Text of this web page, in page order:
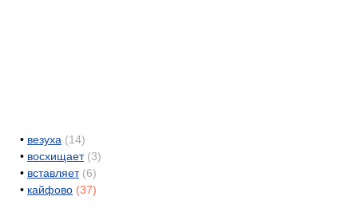
• везуха (14)
• восхищает (3)
• вставляет (6)
• кайфово (37)